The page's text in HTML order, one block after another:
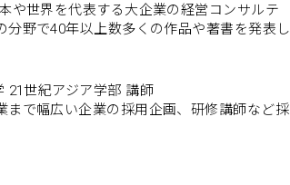
や世界を代表する大企業の経営コンサルテ
野で40年以上数多くの作品や著書を発表し
21世紀アジア学部 講師
で幅広い企業の採用企画、研修講師など採